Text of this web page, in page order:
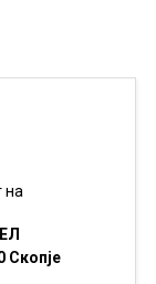
на
Скопје